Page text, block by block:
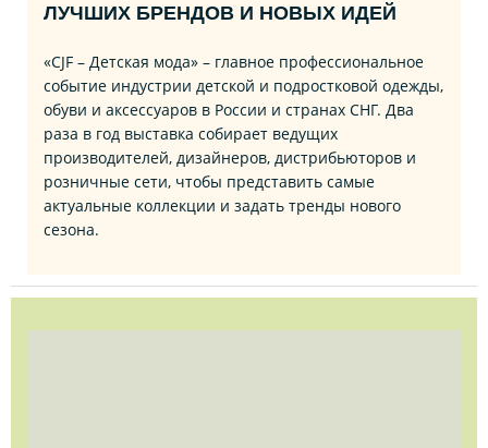
ЛУЧШИХ БРЕНДОВ И НОВЫХ ИДЕЙ
«CJF – Детская мода» – главное профессиональное
событие индустрии детской и подростковой одежды,
обуви и аксессуаров в России и странах СНГ. Два
раза в год выставка собирает ведущих
производителей, дизайнеров, дистрибьюторов и
розничные сети, чтобы представить самые
актуальные коллекции и задать тренды нового
сезона.